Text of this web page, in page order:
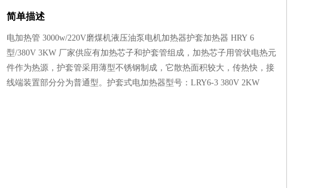
简单描述
电加热管 3000w/220V磨煤机液压油泵电机加热器护套加热器 HRY 6
型/380V 3KW 厂家供应有加热芯子和护套管组成，加热芯子用管状电热元
件作为热源，护套管采用薄型不锈钢制成，它散热面积较大，传热快，接
线端装置部分分为普通型。护套式电加热器型号：LRY6-3 380V 2KW